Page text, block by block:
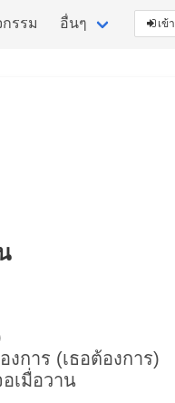
รรม อื่นๆ เข้
งการ (เธอต้องการ)
เมื่อวาน